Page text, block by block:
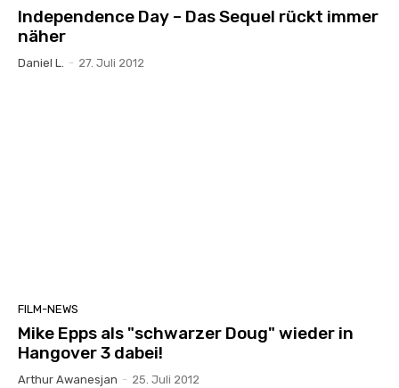
Independence Day – Das Sequel rückt immer
näher
Daniel L. - 27. Juli 2012
FILM-NEWS
Mike Epps als "schwarzer Doug" wieder in
Hangover 3 dabei!
Arthur Awanesjan - 25. Juli 2012